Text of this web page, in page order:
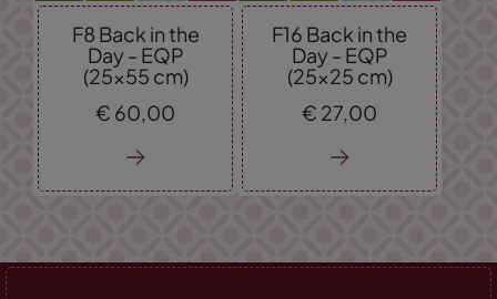
F8 Back in the
Day - EQP
(25x55 cm)
€ 60,00
F16 Back in the
Day - EQP
(25x25 cm)
€ 27,00